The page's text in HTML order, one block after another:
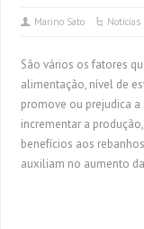
Marino Sato Notícias
São vários os fatores
alimentação, nível de
promove ou prejudica
incrementar a
benefícios aos
auxiliam no aumento